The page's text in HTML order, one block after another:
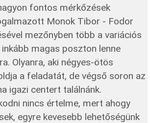
fontos mérkőzések
Monok Tibor - Fodor
mezőnyben több a variációs
magas poszton lenne
Olyanra, aki négyes-ötös
a feladatát, de végső soron az
igazi centert találnánk.
nincs értelme, mert ahogy
egyre kevesebb lehetőségünk